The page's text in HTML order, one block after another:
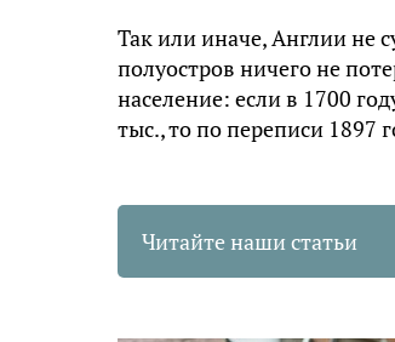
Так или иначе, Англии не
полуостров ничего не
население: если в 1700
тыс., то по переписи 1897
Читайте наши статьи